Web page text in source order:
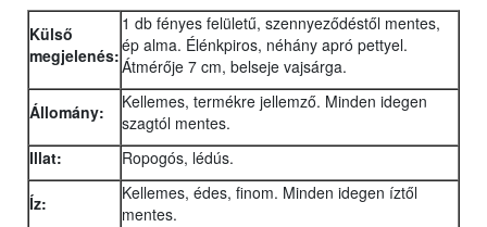
Külső
megjelenés:
1 db fényes felületű, szennyeződéstől mentes,
ép alma. Élénkpiros, néhány apró pettyel.
Átmérője 7 cm, belseje vajsárga.
Állomány:
Kellemes, termékre jellemző. Minden idegen
szagtól mentes.
Illat:
Ropogós, lédús.
Íz:
Kellemes, édes, finom. Minden idegen íztől
mentes.